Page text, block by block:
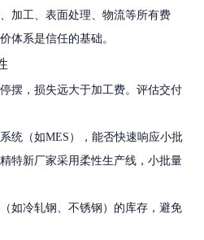
加工、表面处理、物流等所有费
体系是信任的基础。
摆，损失远大于加工费。评估交付
统（如MES），能否快速响应小批
特新厂家采用柔性生产线，小批量
如冷轧钢、不锈钢）的库存，避免